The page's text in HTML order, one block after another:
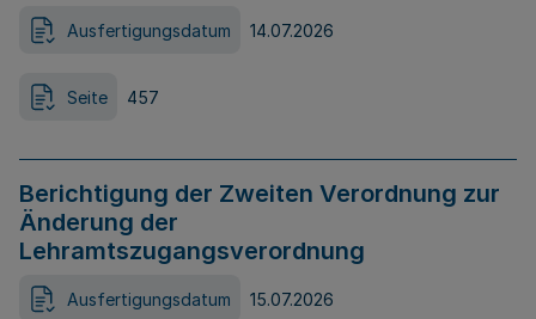
Ausfertigungsdatum 14.07.2026
Seite 457
Berichtigung der Zweiten Verordnung zur
Änderung der
Lehramtszugangsverordnung
Ausfertigungsdatum 15.07.2026